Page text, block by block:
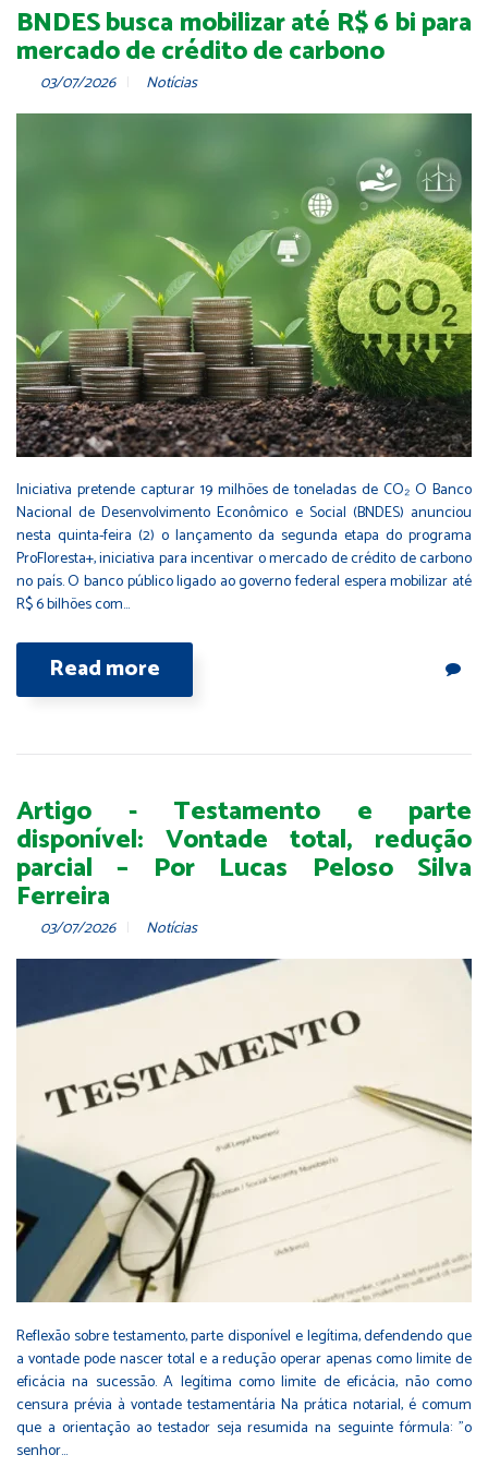
BNDES busca mobilizar até R$ 6 bi para
mercado de crédito de carbono
03/07/2026 Notícias
Iniciativa pretende capturar 19 milhões de toneladas de CO₂ O Banco
Nacional de Desenvolvimento Econômico e Social (BNDES) anunciou
nesta quinta-feira (2) o lançamento da segunda etapa do programa
ProFloresta+, iniciativa para incentivar o mercado de crédito de carbono
no país. O banco público ligado ao governo federal espera mobilizar até
R$ 6 bilhões com…
Read more
Artigo - Testamento e parte
disponível: Vontade total, redução
parcial – Por Lucas Peloso Silva
Ferreira
03/07/2026 Notícias
Reflexão sobre testamento, parte disponível e legítima, defendendo que
a vontade pode nascer total e a redução operar apenas como limite de
eficácia na sucessão. A legítima como limite de eficácia, não como
censura prévia à vontade testamentária Na prática notarial, é comum
que a orientação ao testador seja resumida na seguinte fórmula: "o
senhor…